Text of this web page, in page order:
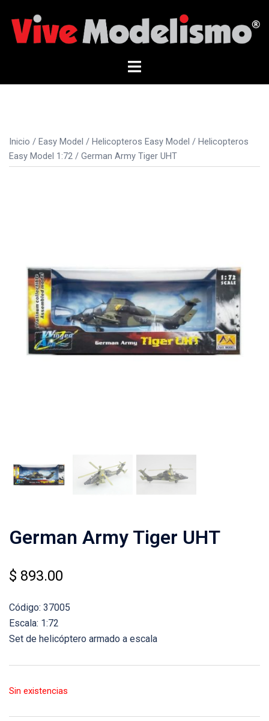
contenido
Alternar
Inicio / Easy Model / Helicopteros Easy Model / Helicopteros
Easy Model 1:72 / German Army Tiger UHT
German Army Tiger UHT
$ 893.00
Código: 37005
Escala: 1:72
Set de helicóptero armado a escala
Sin existencias